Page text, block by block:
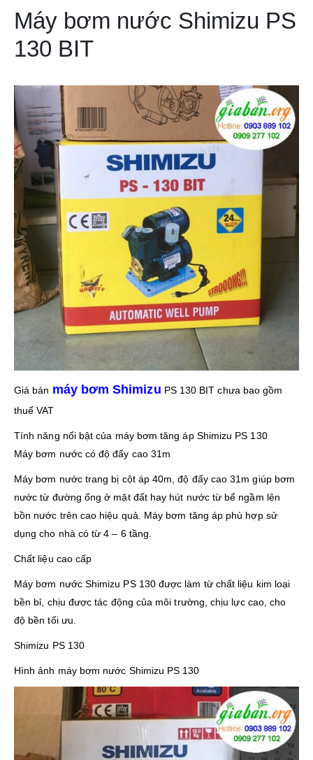
Máy bơm nước Shimizu PS
130 BIT
Giá bán máy bơm Shimizu PS 130 BIT chưa bao gồm
thuế VAT
Tính năng nổi bật của máy bơm tăng áp Shimizu PS 130
Máy bơm nước có độ đẩy cao 31m
Máy bơm nước trang bị cột áp 40m, độ đẩy cao 31m giúp bơm
nước từ đường ống ở mặt đất hay hút nước từ bể ngầm lên
bồn nước trên cao hiệu quả. Máy bơm tăng áp phù hợp sử
dụng cho nhà có từ 4 – 6 tầng.
Chất liệu cao cấp
Máy bơm nước Shimizu PS 130 được làm từ chất liệu kim loại
bền bỉ, chịu được tác động của môi trường, chịu lực cao, cho
độ bền tối ưu.
Shimizu PS 130
Hình ảnh máy bơm nước Shimizu PS 130